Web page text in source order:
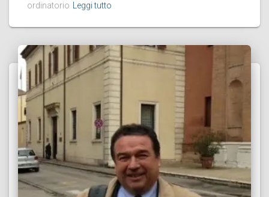
ordinatorio
Leggi tutto